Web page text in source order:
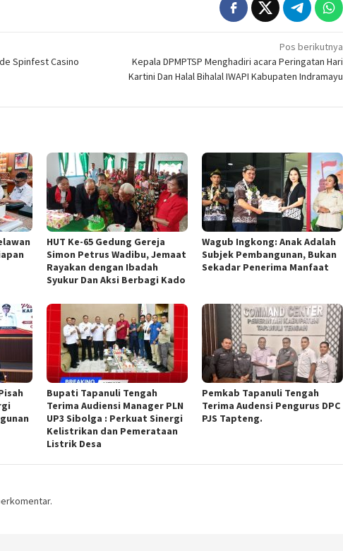
Spinfest Casino
Pos berikutnya
Kepala DPMPTSP Menghadiri acara Peringatan Hari
Kartini Dan Halal Bihalal IWAPI Kabupaten Indramayu
HUT Ke-65 Gedung Gereja
Simon Petrus Wadibu, Jemaat
Rayakan dengan Ibadah
Syukur Dan Aksi Berbagi Kado
Wagub Ingkong: Anak Adalah
Subjek Pembangunan, Bukan
Sekadar Penerima Manfaat
Bupati Tapanuli Tengah
Terima Audiensi Manager PLN
UP3 Sibolga : Perkuat Sinergi
Kelistrikan dan Pemerataan
Listrik Desa
Pemkab Tapanuli Tengah
Terima Audensi Pengurus DPC
PJS Tapteng.